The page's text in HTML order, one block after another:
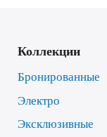
Коллекции
Бронированные
Электро
Эксклюзивные